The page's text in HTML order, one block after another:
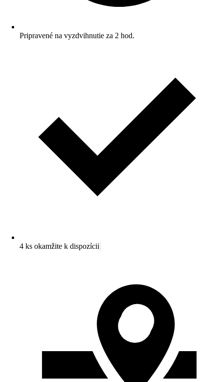
Pripravené na vyzdvihnutie za 2 hod.
4 ks okamžite k dispozícii